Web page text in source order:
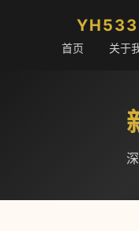
首页 关于